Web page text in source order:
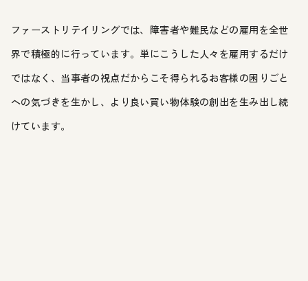
ファーストリテイリングでは、障害者や難民などの雇用を全世
界で積極的に行っています。単にこうした人々を雇用するだけ
ではなく、当事者の視点だからこそ得られるお客様の困りごと
への気づきを生かし、より良い買い物体験の創出を生み出し続
けています。